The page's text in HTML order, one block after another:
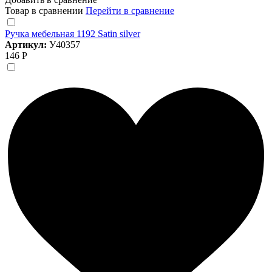
Товар в сравнении Перейти в сравнение
Ручка мебельная 1192 Satin silver
Артикул: У40357
146 Р